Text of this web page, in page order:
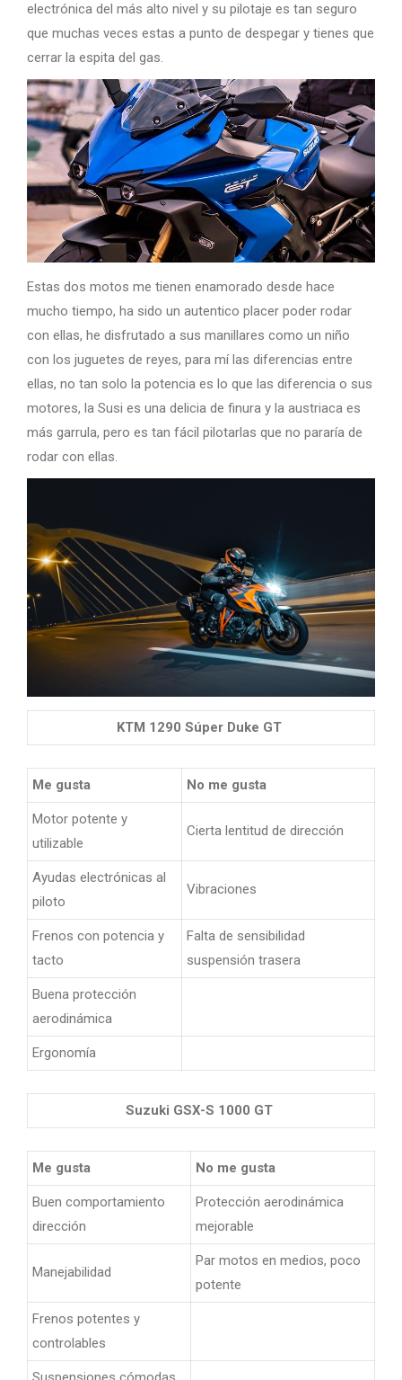
electrónica del más alto nivel y su pilotaje es tan seguro
que muchas veces estas a punto de despegar y tienes que
cerrar la espita del gas.
Estas dos motos me tienen enamorado desde hace
mucho tiempo, ha sido un autentico placer poder rodar
con ellas, he disfrutado a sus manillares como un niño
con los juguetes de reyes, para mí las diferencias entre
ellas, no tan solo la potencia es lo que las diferencia o sus
motores, la Susi es una delicia de finura y la austriaca es
más garrula, pero es tan fácil pilotarlas que no pararía de
rodar con ellas.
KTM 1290 Súper Duke GT
Me gusta No me gusta
Motor potente y
utilizable
Cierta lentitud de dirección
Ayudas electrónicas al
piloto
Vibraciones
Frenos con potencia y
tacto
Falta de sensibilidad
suspensión trasera
Buena protección
aerodinámica
Ergonomía
Suzuki GSX-S 1000 GT
Me gusta No me gusta
Buen comportamiento
dirección
Protección aerodinámica
mejorable
Manejabilidad
Par motos en medios, poco
potente
Frenos potentes y
controlables